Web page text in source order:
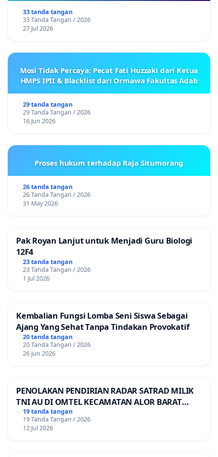
33 tanda tangan
33 Tanda Tangan / 2026
27 Jul 2026
Mosi Tidak Percaya: Pecat Fati Huzzaki dari Ketua
HMPS IPII & Blacklist dari Ormawa Fakultas Adab
29 tanda tangan
29 Tanda Tangan / 2026
16 Jun 2026
Proses hukum terhadap Raja Situmorang
26 tanda tangan
26 Tanda Tangan / 2026
31 May 2026
Pak Royan Lanjut untuk Menjadi Guru Biologi
12F4
23 tanda tangan
23 Tanda Tangan / 2026
1 Jul 2026
Kembalian Fungsi Lomba Seni Siswa Sebagai
Ajang Yang Sehat Tanpa Tindakan Provokatif
20 tanda tangan
20 Tanda Tangan / 2026
26 Jun 2026
PENOLAKAN PENDIRIAN RADAR SATRAD MILIK
TNI AU DI OMTEL KECAMATAN ALOR BARAT
LAUT, KABUPATEN ALOR
19 tanda tangan
19 Tanda Tangan / 2026
12 Jul 2026